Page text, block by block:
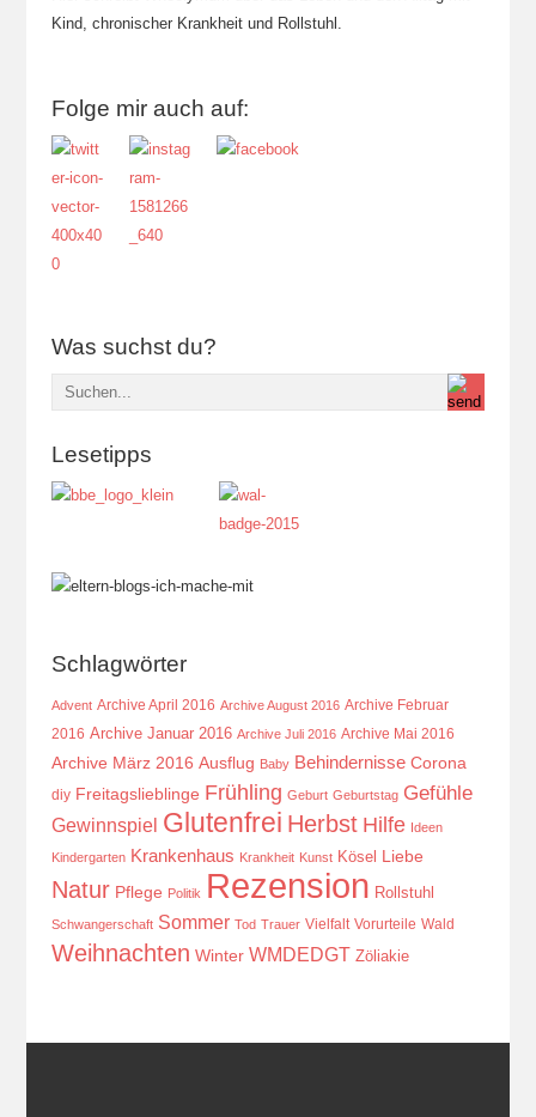
Kind, chronischer Krankheit und Rollstuhl.
Folge mir auch auf:
Was suchst du?
Lesetipps
Schlagwörter
Advent Archive April 2016 Archive August 2016 Archive Februar
2016 Archive Januar 2016 Archive Juli 2016 Archive Mai 2016
Archive März 2016 Ausflug Baby Behindernisse Corona
diy Freitagslieblinge Frühling Geburt Geburtstag Gefühle
Gewinnspiel Glutenfrei Herbst Hilfe Ideen
Kindergarten Krankenhaus Krankheit Kunst Kösel Liebe
Natur Pflege Politik Rezension Rollstuhl
Schwangerschaft Sommer Tod Trauer Vielfalt Vorurteile Wald
Weihnachten Winter WMDEDGT Zöliakie